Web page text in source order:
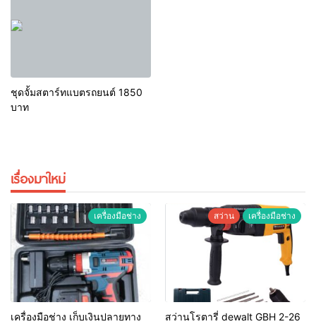
ชุดจั้มสตาร์ทแบตรถยนต์ 1850
บาท
เรื่องมาใหม่
เครื่องมือช่าง
เครื่องมือช่าง เก็บเงินปลายทาง
สว่าน เครื่องมือช่าง
สว่านโรตารี่ dewalt GBH 2-26